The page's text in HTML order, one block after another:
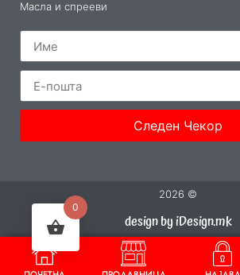
Масла и спрееви
Следен Чекор
2026 ©
design by iDesign.mk
0